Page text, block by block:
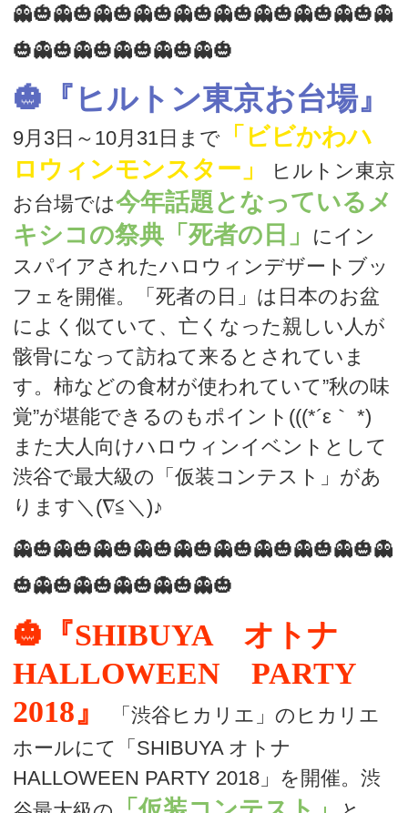
👻🎃👻🎃👻🎃👻🎃👻🎃👻🎃👻🎃👻🎃👻🎃👻
🎃👻🎃👻🎃👻🎃👻🎃👻🎃
🎃『ヒルトン東京お台場』
9月3日～10月31日まで「ビビかわハ
ロウィンモンスター」
ヒルトン東京
お台場では今年話題となっているメ
キシコの祭典「死者の日」
にイン
スパイアされたハロウィンデザートブッ
フェを開催。「死者の日」は日本のお盆
によく似ていて、亡くなった親しい人が
骸骨になって訪ねて来るとされていま
す。柿などの食材が使われていて”秋の味
覚”が堪能できるのもポイント(((*´ε｀ *)
また大人向けハロウィンイベントとして
渋谷で最大級の「仮装コンテスト」があ
ります＼(∇≦＼)♪
👻🎃👻🎃👻🎃👻🎃👻🎃👻🎃👻🎃👻🎃👻🎃👻
🎃👻🎃👻🎃👻🎃👻🎃👻🎃
🎃『SHIBUYA オトナ
HALLOWEEN PARTY
2018』
「渋谷ヒカリエ」のヒカリエ
ホールにて「SHIBUYA オトナ
HALLOWEEN PARTY 2018」を開催。渋